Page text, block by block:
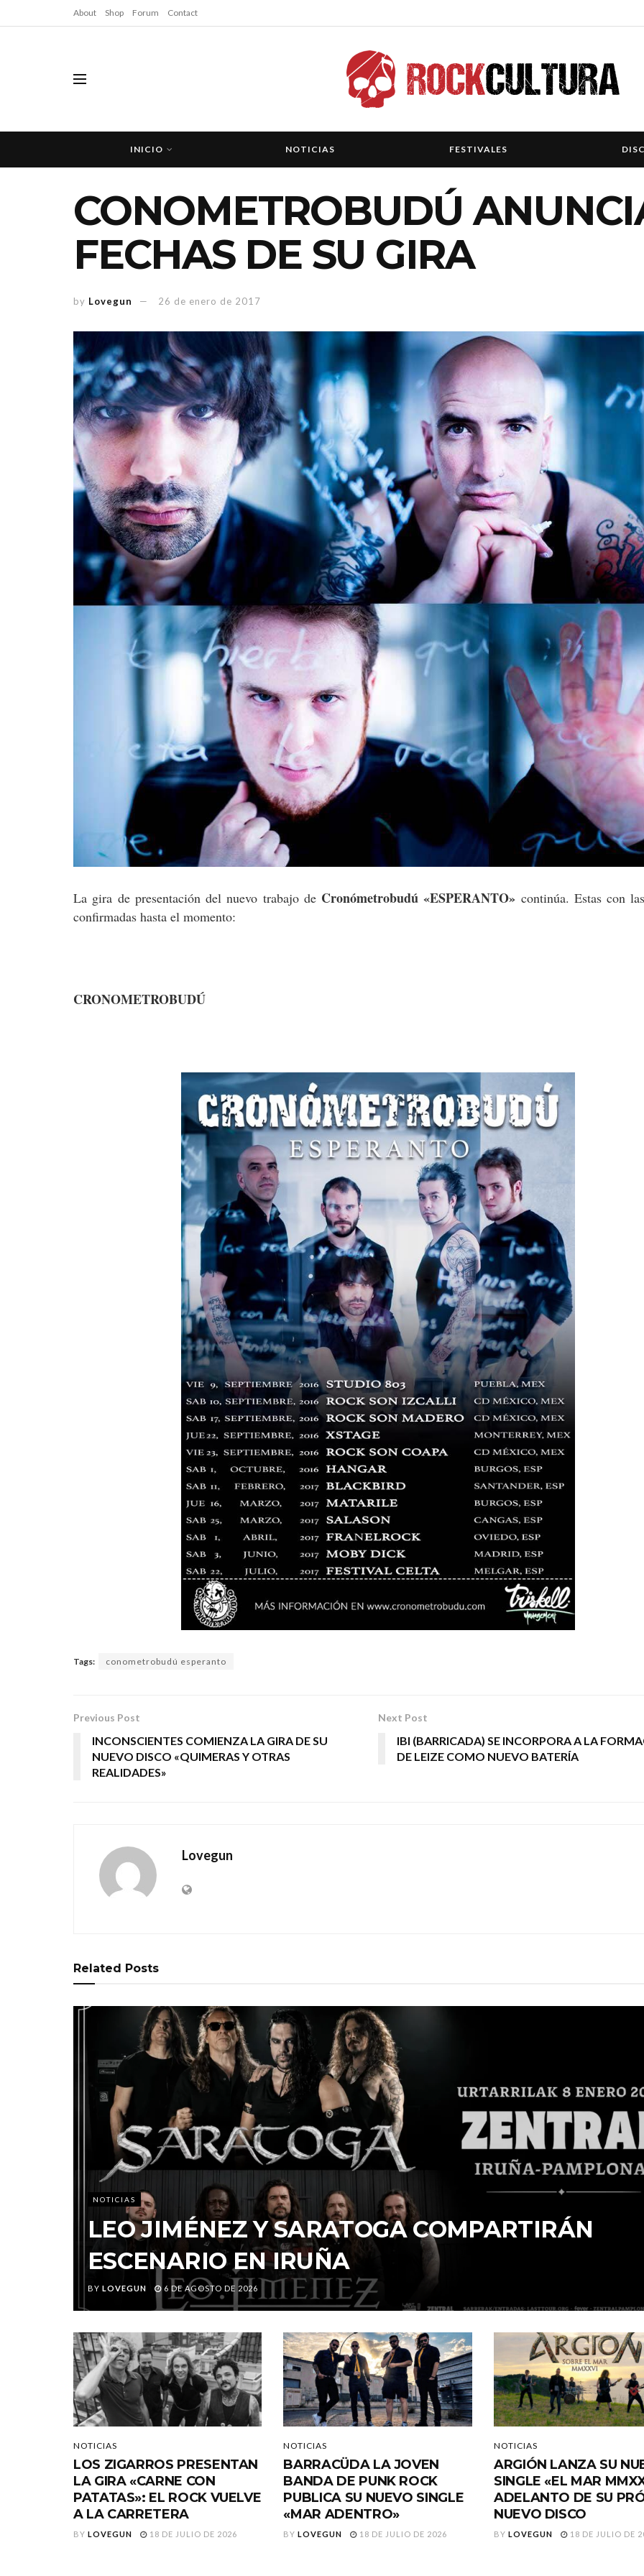
About Shop Forum Contact
INICIO NOTICIAS FESTIVALES
CONOMETROBUDÚ
FECHAS DE SU GIRA
by Lovegun 26 de enero de 2017
La gira de presentación del nuevo trabajo de Cronómetrobudú «ESPERANTO» continúa. Estas con
confirmadas hasta el momento:
CRONOMETROBUDÚ
Tags: conometrobudú esperanto
Previous Post
INCONSCIENTES COMIENZA LA GIRA DE SU
NUEVO DISCO «QUIMERAS Y OTRAS
REALIDADES»
Next Post
IBI (BARRICADA) SE INCORPORA A LA
DE LEIZE COMO NUEVO BATERÍA
Lovegun
Related Posts
NOTICIAS
LEO JIMÉNEZ Y SARATOGA COMPARTIRÁN
ESCENARIO EN IRUÑA
BY LOVEGUN 6 DE AGOSTO DE 2026
NOTICIAS
LOS ZIGARROS PRESENTAN
LA GIRA «CARNE CON
PATATAS»: EL ROCK VUELVE
A LA CARRETERA
BY LOVEGUN 18 DE JULIO DE 2026
NOTICIAS
BARRACÜDA LA JOVEN
BANDA DE PUNK ROCK
PUBLICA SU NUEVO SINGLE
«MAR ADENTRO»
BY LOVEGUN 18 DE JULIO DE 2026
NOTICIAS
ARGIÓN LANZA SU
SINGLE «EL MAR
ADELANTO DE SU
NUEVO DISCO
BY LOVEGUN 18 DE JULIO DE